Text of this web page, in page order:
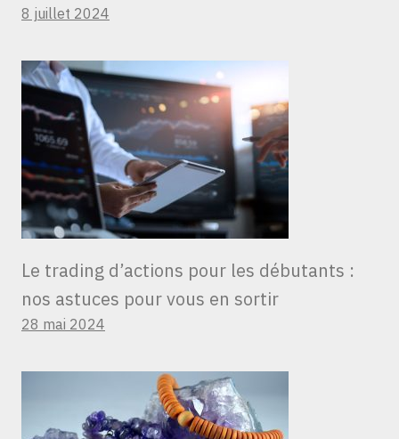
8 juillet 2024
Le trading d’actions pour les débutants :
nos astuces pour vous en sortir
28 mai 2024